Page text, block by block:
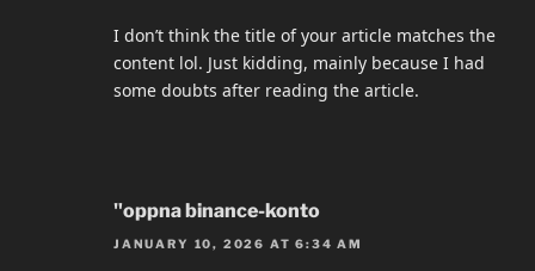
I don’t think the title of your article matches the
content lol. Just kidding, mainly because I had
some doubts after reading the article.
"oppna binance-konto
JANUARY 10, 2026 AT 6:34 AM